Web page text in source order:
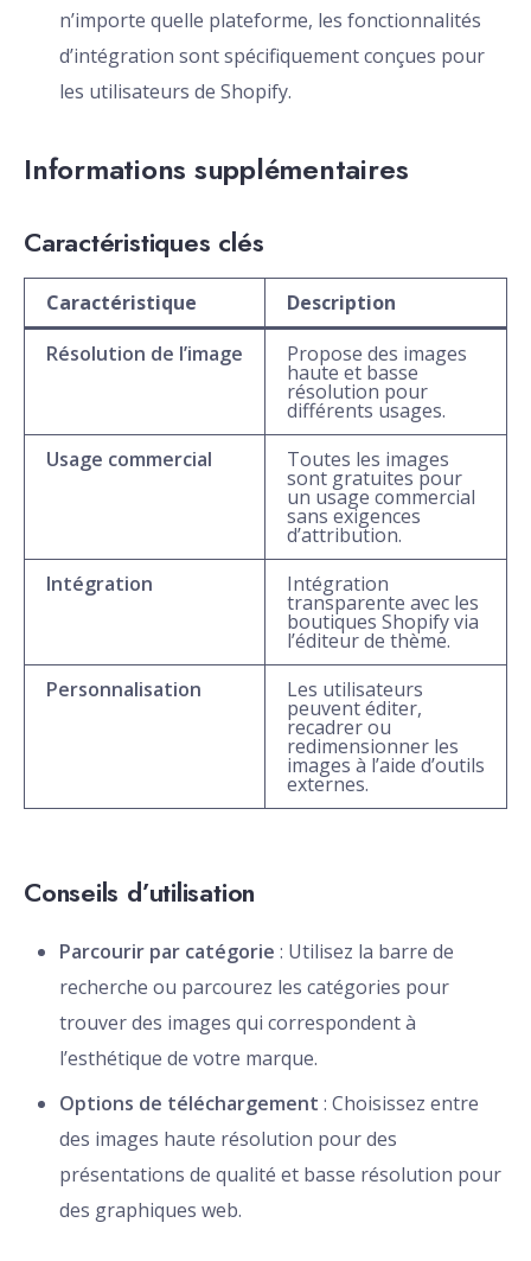
n’importe quelle plateforme, les fonctionnalités
d’intégration sont spécifiquement conçues pour
les utilisateurs de Shopify.
Informations supplémentaires
Caractéristiques clés
Caractéristique
Description
Résolution de l’image
Propose des images
haute et basse
résolution pour
différents usages.
Usage commercial
Toutes les images
sont gratuites pour
un usage commercial
sans exigences
d’attribution.
Intégration
Intégration
transparente avec les
boutiques Shopify via
l’éditeur de thème.
Personnalisation
Les utilisateurs
peuvent éditer,
recadrer ou
redimensionner les
images à l’aide d’outils
externes.
Conseils d’utilisation
Parcourir par catégorie : Utilisez la barre de
recherche ou parcourez les catégories pour
trouver des images qui correspondent à
l’esthétique de votre marque.
Options de téléchargement : Choisissez entre
des images haute résolution pour des
présentations de qualité et basse résolution pour
des graphiques web.